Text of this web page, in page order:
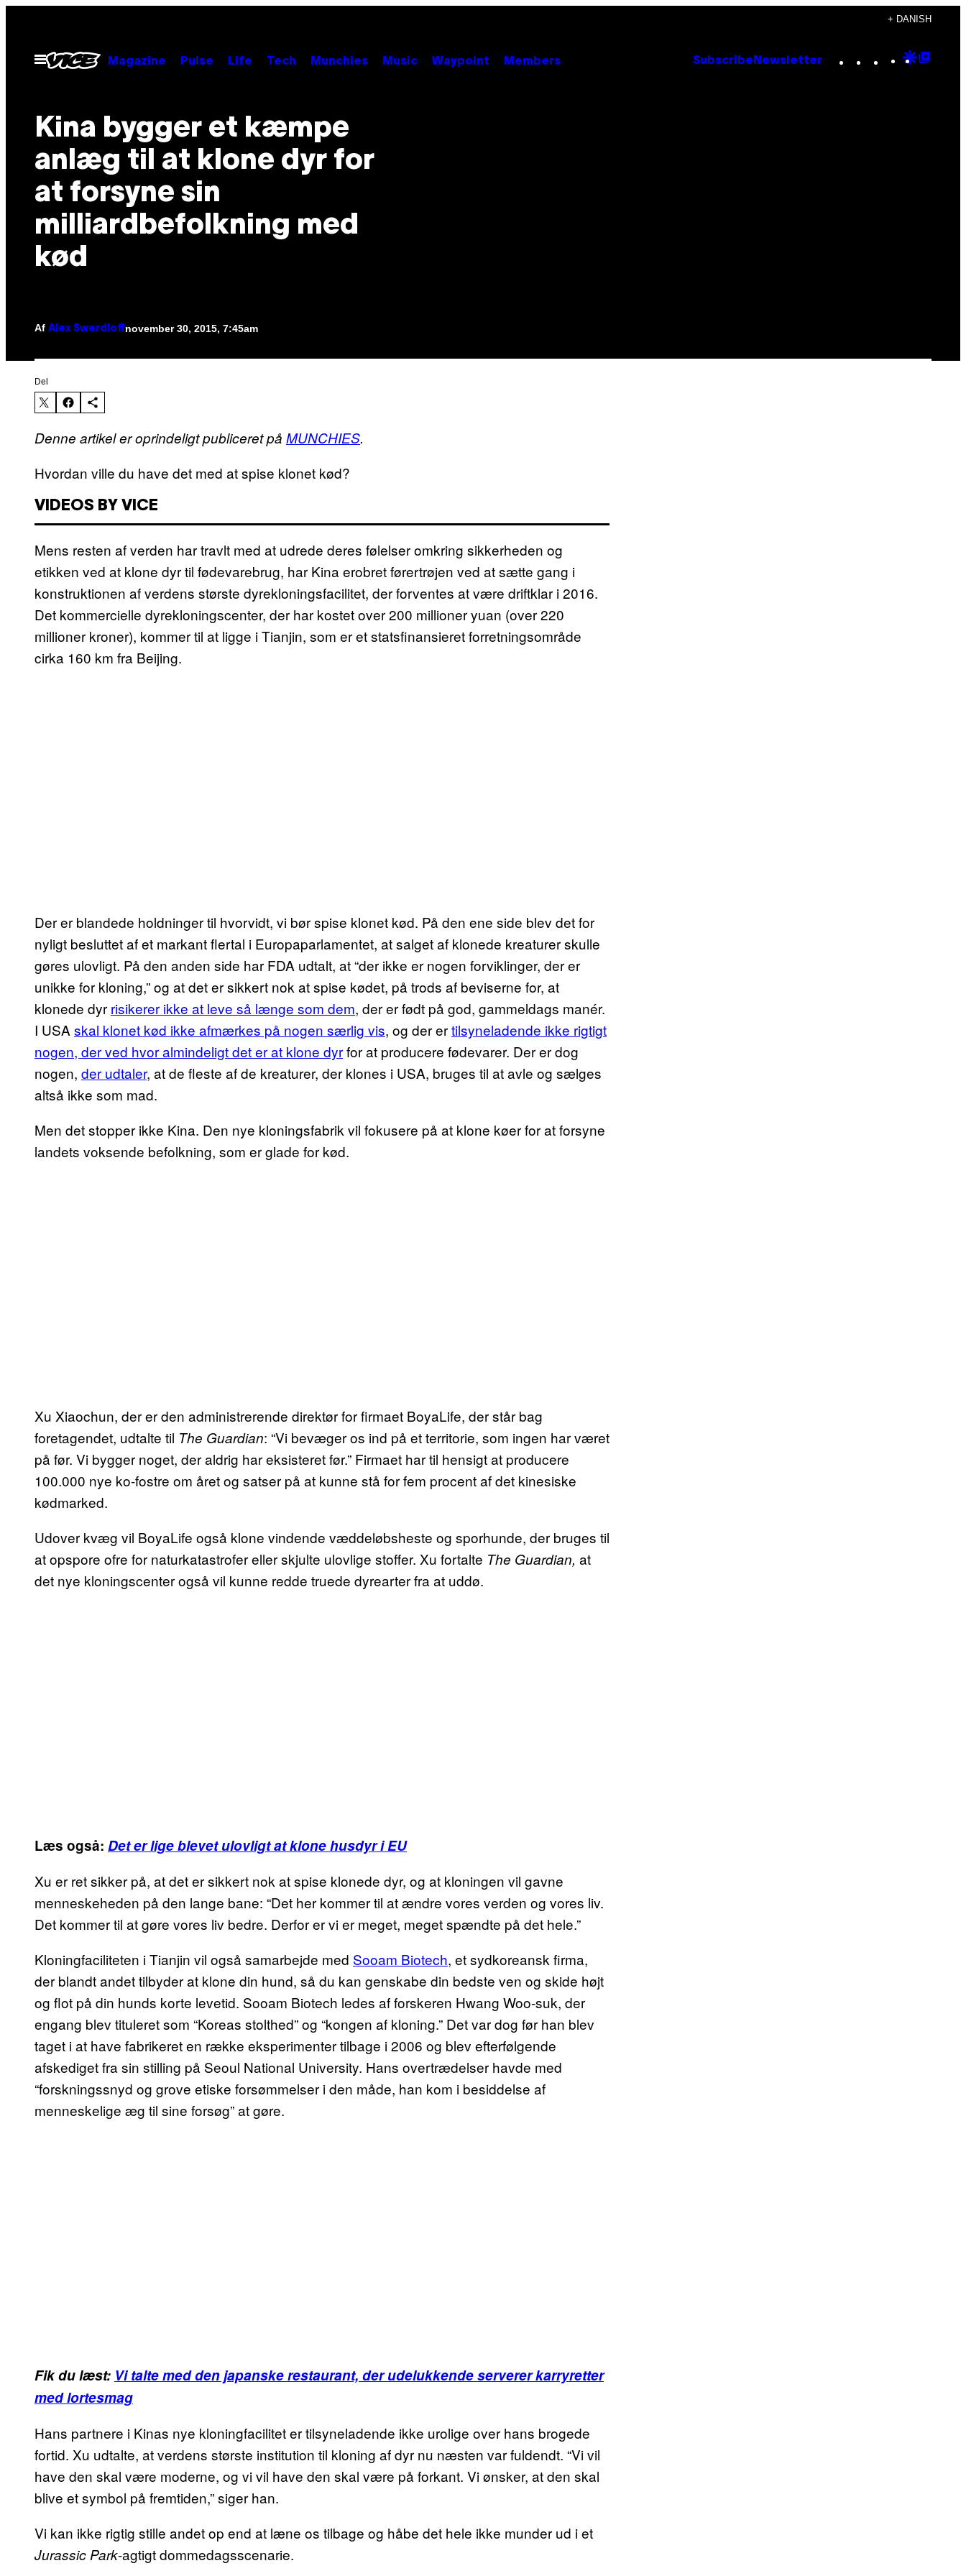
indhold
+ DANISH
Åbn
Menu
Magazine Pulse Life Tech Munchies Music Waypoint Members Subscribe Newsletter Instagram
TikTok
YouTube
Google
Kina bygger et kæmpe
anlæg til at klone dyr for
at forsyne sin
milliardbefolkning med
kød
Af Alex Swerdloffnovember 30, 2015, 7:45am
Del
Denne artikel er oprindeligt publiceret på MUNCHIES.
Hvordan ville du have det med at spise klonet kød?
VIDEOS BY VICE
Mens resten af verden har travlt med at udrede deres følelser omkring sikkerheden og
etikken ved at klone dyr til fødevarebrug, har Kina erobret førertrøjen ved at sætte gang i
konstruktionen af verdens største dyrekloningsfacilitet, der forventes at være driftklar i 2016.
Det kommercielle dyrekloningscenter, der har kostet over 200 millioner yuan (over 220
millioner kroner), kommer til at ligge i Tianjin, som er et statsfinansieret forretningsområde
cirka 160 km fra Beijing.
Der er blandede holdninger til hvorvidt, vi bør spise klonet kød. På den ene side blev det for
nyligt besluttet af et markant flertal i Europaparlamentet, at salget af klonede kreaturer skulle
gøres ulovligt. På den anden side har FDA udtalt, at “der ikke er nogen forviklinger, der er
unikke for kloning,” og at det er sikkert nok at spise kødet, på trods af beviserne for, at
klonede dyr risikerer ikke at leve så længe som dem, der er født på god, gammeldags manér.
I USA skal klonet kød ikke afmærkes på nogen særlig vis, og der ertilsyneladende ikke rigtigt
nogen, der ved hvor almindeligt det er at klone dyrfor at producere fødevarer. Der er dog
nogen, der udtaler, at de fleste af de kreaturer, der klones i USA, bruges til at avle og sælges
altså ikke som mad.
Men det stopper ikke Kina. Den nye kloningsfabrik vil fokusere på at klone køer for at forsyne
landets voksende befolkning, som er glade for kød.
Xu Xiaochun, der er den administrerende direktør for firmaet BoyaLife, der står bag
foretagendet, udtalte til The Guardian: “Vi bevæger os ind på et territorie, som ingen har været
på før. Vi bygger noget, der aldrig har eksisteret før.” Firmaet har til hensigt at producere
100.000 nye ko-fostre om året og satser på at kunne stå for fem procent af det kinesiske
kødmarked.
Udover kvæg vil BoyaLife også klone vindende væddeløbsheste og sporhunde, der bruges til
at opspore ofre for naturkatastrofer eller skjulte ulovlige stoffer. Xu fortalte The Guardian, at
det nye kloningscenter også vil kunne redde truede dyrearter fra at uddø.
Læs også: Det er lige blevet ulovligt at klone husdyr i EU
Xu er ret sikker på, at det er sikkert nok at spise klonede dyr, og at kloningen vil gavne
menneskeheden på den lange bane: “Det her kommer til at ændre vores verden og vores liv.
Det kommer til at gøre vores liv bedre. Derfor er vi er meget, meget spændte på det hele.”
Kloningfaciliteten i Tianjin vil også samarbejde med Sooam Biotech, et sydkoreansk firma,
der blandt andet tilbyder at klone din hund, så du kan genskabe din bedste ven og skide højt
og flot på din hunds korte levetid. Sooam Biotech ledes af forskeren Hwang Woo-suk, der
engang blev tituleret som “Koreas stolthed” og “kongen af kloning.” Det var dog før han blev
taget i at have fabrikeret en række eksperimenter tilbage i 2006 og blev efterfølgende
afskediget fra sin stilling på Seoul National University. Hans overtrædelser havde med
“forskningssnyd og grove etiske forsømmelser i den måde, han kom i besiddelse af
menneskelige æg til sine forsøg” at gøre.
Fik du læst: Vi talte med den japanske restaurant, der udelukkende serverer karryretter
med lortesmag
Hans partnere i Kinas nye kloningfacilitet er tilsyneladende ikke urolige over hans brogede
fortid. Xu udtalte, at verdens største institution til kloning af dyr nu næsten var fuldendt. “Vi vil
have den skal være moderne, og vi vil have den skal være på forkant. Vi ønsker, at den skal
blive et symbol på fremtiden,” siger han.
Vi kan ikke rigtig stille andet op end at læne os tilbage og håbe det hele ikke munder ud i et
Jurassic Park-agtigt dommedagsscenarie.